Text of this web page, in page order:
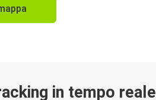
in tempo reale